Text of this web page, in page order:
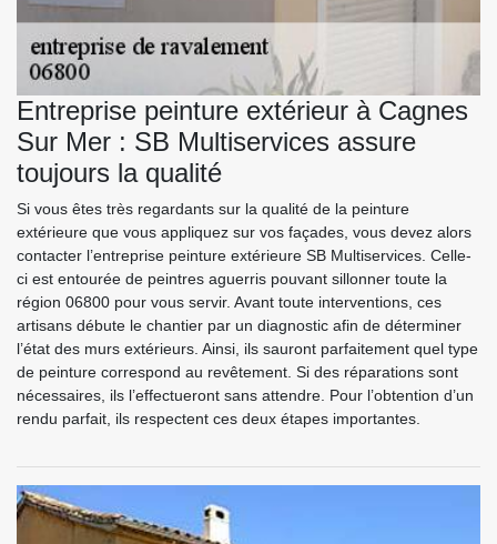
Entreprise peinture extérieur à Cagnes
Sur Mer : SB Multiservices assure
toujours la qualité
Si vous êtes très regardants sur la qualité de la peinture
extérieure que vous appliquez sur vos façades, vous devez alors
contacter l’entreprise peinture extérieure SB Multiservices. Celle-
ci est entourée de peintres aguerris pouvant sillonner toute la
région 06800 pour vous servir. Avant toute interventions, ces
artisans débute le chantier par un diagnostic afin de déterminer
l’état des murs extérieurs. Ainsi, ils sauront parfaitement quel type
de peinture correspond au revêtement. Si des réparations sont
nécessaires, ils l’effectueront sans attendre. Pour l’obtention d’un
rendu parfait, ils respectent ces deux étapes importantes.